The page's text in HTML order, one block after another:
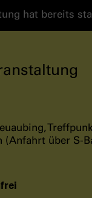
hat bereits
(Anfahrt über S-